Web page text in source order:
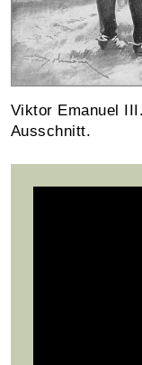
Viktor Emanuel
Ausschnitt.